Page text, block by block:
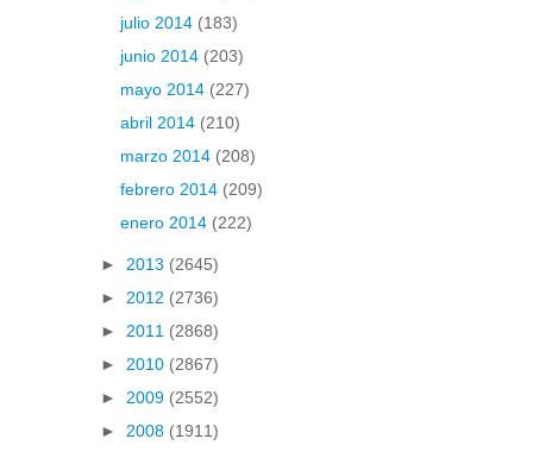
julio 2014 (183)
junio 2014 (203)
mayo 2014 (227)
abril 2014 (210)
marzo 2014 (208)
febrero 2014 (209)
enero 2014 (222)
► 2013 (2645)
► 2012 (2736)
► 2011 (2868)
► 2010 (2867)
► 2009 (2552)
► 2008 (1911)